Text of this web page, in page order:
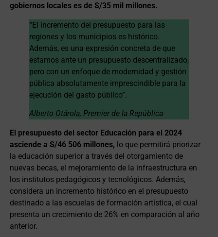
gobiernos locales es de S/35 mil millones.
“El incremento del presupuesto para las
regiones y los municipios es histórico.
Además, es una expresión concreta de que
estamos ante un presupuesto descentralizado,
pero con un enfoque de modernidad y gestión
pública absolutamente imprescindible para la
ejecución del gasto público”.
Alberto Otárola, Premier de la República
El presupuesto del sector Educación para el 2024
asciende a S/46 506 millones, lo que permitirá priorizar
la educación superior a través del otorgamiento de
nuevas becas, el mejoramiento de la infraestructura en
los institutos pedagógicos y tecnológicos. Además,
considera un incremento histórico en el presupuesto
destinado a las escuelas de formación artística, el cual
presenta un crecimiento de 26% en comparación al año
anterior.